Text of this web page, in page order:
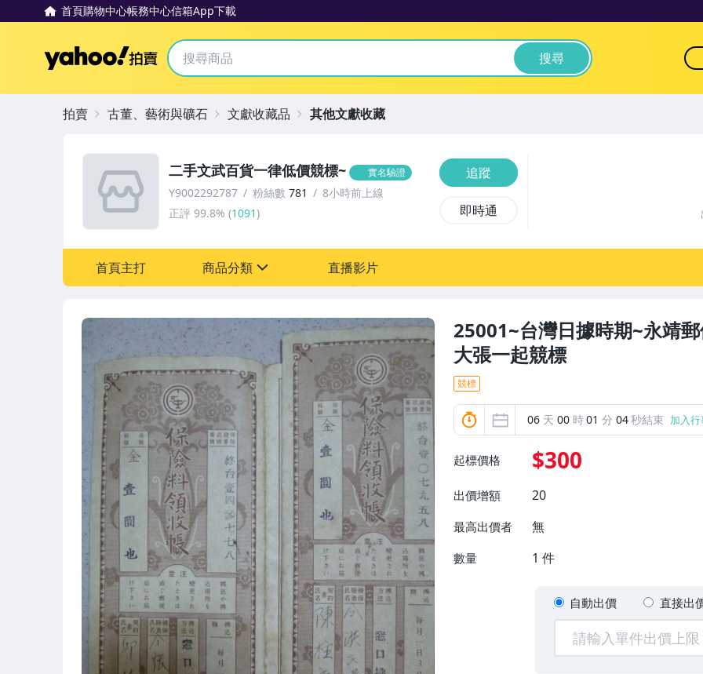
首頁購物中心帳務中心信箱App下載
Yahoo拍賣 搜尋
25001~台灣日據時期~永靖
大張一起競標
競標
06 天 00 時01 分 02秒結束 加入
起標價格 $300
出價增額 20
最高出價者 無
數量 1 件
自動出價 直接出
二手文武百貨一律低價競標~ 實名驗證
Y9002292787 粉絲數 781
8小時前上線
正評 99.8% (1091)
追蹤
即時通
首頁主打 商品分類
玩具、模型與公仔
直播影片
拍賣 古董、藝術與礦石 文獻收藏品 其他文獻收藏